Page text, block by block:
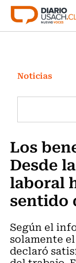
Click acá para ir
Investigación
Cultura
Programas
Noticias
Los
Desde
laboral
sentido
Según el
solamente
declaró